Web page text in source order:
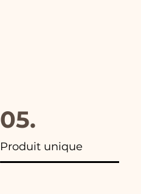
05.
Produit unique